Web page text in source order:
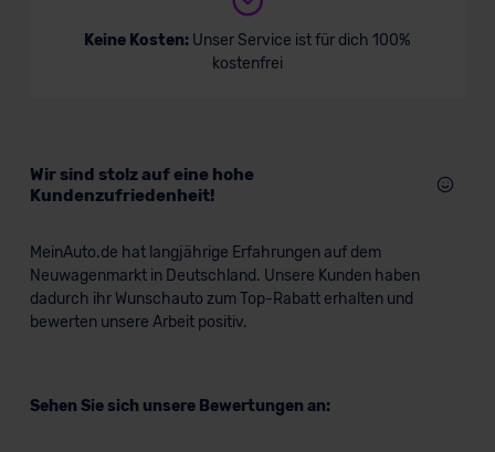
Keine Kosten: Unser Service ist für dich 100%
kostenfrei
Wir sind stolz auf eine hohe
Kundenzufriedenheit!
MeinAuto.de hat langjährige Erfahrungen auf dem
Neuwagenmarkt in Deutschland. Unsere Kunden haben
dadurch ihr Wunschauto zum Top-Rabatt erhalten und
bewerten unsere Arbeit positiv.
Sehen Sie sich unsere Bewertungen an: